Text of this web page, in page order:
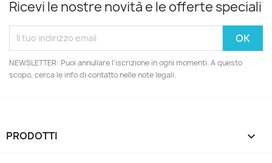
Ricevi le nostre novità e le offerte speciali
NEWSLETTER: Puoi annullare l'iscrizione in ogni momenti. A questo
scopo, cerca le info di contatto nelle note legali.
PRODOTTI 